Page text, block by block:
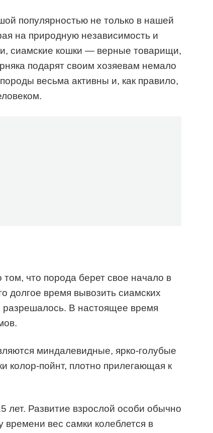
популярностью не только в нашей
на природную независимость и
сиамские кошки — верные товарищи,
подарят своим хозяевам немало
весьма активны и, как правило,
что порода берет свое начало в
долгое время вывозить сиамских
разрешалось. В настоящее время
миндалевидные, ярко-голубые
колор-пойнт, плотно прилегающая к
лет. Развитие взрослой особи обычно
времени вес самки колеблется в